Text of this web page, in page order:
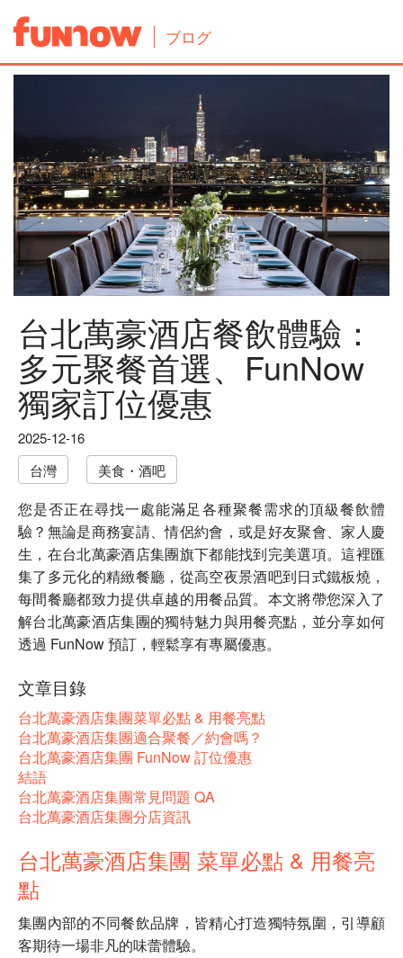
ブログ
台北萬豪酒店餐飲體驗：
多元聚餐首選、FunNow
獨家訂位優惠
2025-12-16
台灣
美食・酒吧
您是否正在尋找一處能滿足各種聚餐需求的頂級餐飲體
驗？無論是商務宴請、情侶約會，或是好友聚會、家人慶
生，在台北萬豪酒店集團旗下都能找到完美選項。這裡匯
集了多元化的精緻餐廳，從高空夜景酒吧到日式鐵板燒，
每間餐廳都致力提供卓越的用餐品質。本文將帶您深入了
解台北萬豪酒店集團的獨特魅力與用餐亮點，並分享如何
透過 FunNow 預訂，輕鬆享有專屬優惠。
文章目錄
台北萬豪酒店集團菜單必點 & 用餐亮點
台北萬豪酒店集團適合聚餐／約會嗎？
台北萬豪酒店集團 FunNow 訂位優惠
結語
台北萬豪酒店集團常見問題 QA
台北萬豪酒店集團分店資訊
台北萬豪酒店集團 菜單必點 & 用餐亮
點
集團內部的不同餐飲品牌，皆精心打造獨特氛圍，引導顧
客期待一場非凡的味蕾體驗。